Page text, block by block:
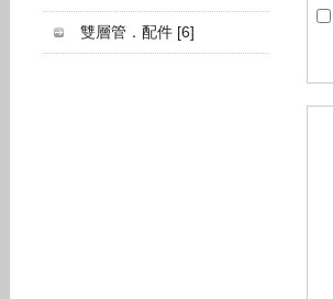
雙層管．配件 [6]